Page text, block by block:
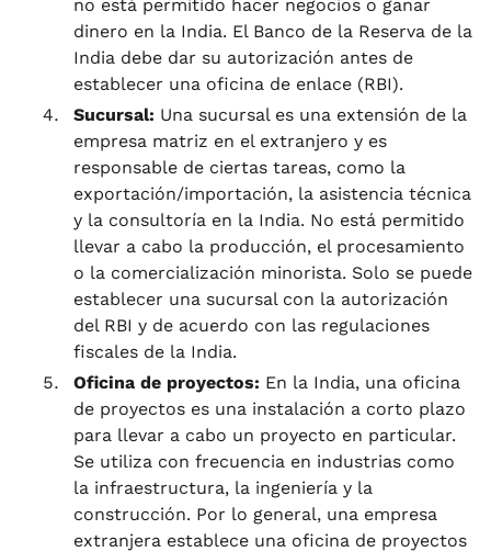
no está permitido hacer negocios o ganar
dinero en la India. El Banco de la Reserva de la
India debe dar su autorización antes de
establecer una oficina de enlace (RBI).
Sucursal: Una sucursal es una extensión de la
empresa matriz en el extranjero y es
responsable de ciertas tareas, como la
exportación/importación, la asistencia técnica
y la consultoría en la India. No está permitido
llevar a cabo la producción, el procesamiento
o la comercialización minorista. Solo se puede
establecer una sucursal con la autorización
del RBI y de acuerdo con las regulaciones
fiscales de la India.
Oficina de proyectos: En la India, una oficina
de proyectos es una instalación a corto plazo
para llevar a cabo un proyecto en particular.
Se utiliza con frecuencia en industrias como
la infraestructura, la ingeniería y la
construcción. Por lo general, una empresa
extranjera establece una oficina de proyectos